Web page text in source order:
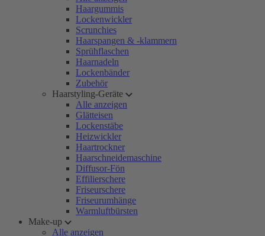
Haargummis
Lockenwickler
Scrunchies
Haarspangen & -klammern
Sprühflaschen
Haarnadeln
Lockenbänder
Zubehör
Haarstyling-Geräte
Alle anzeigen
Glätteisen
Lockenstäbe
Heizwickler
Haartrockner
Haarschneidemaschine
Diffusor-Fön
Effilierschere
Friseurschere
Friseurumhänge
Warmluftbürsten
Make-up
Alle anzeigen